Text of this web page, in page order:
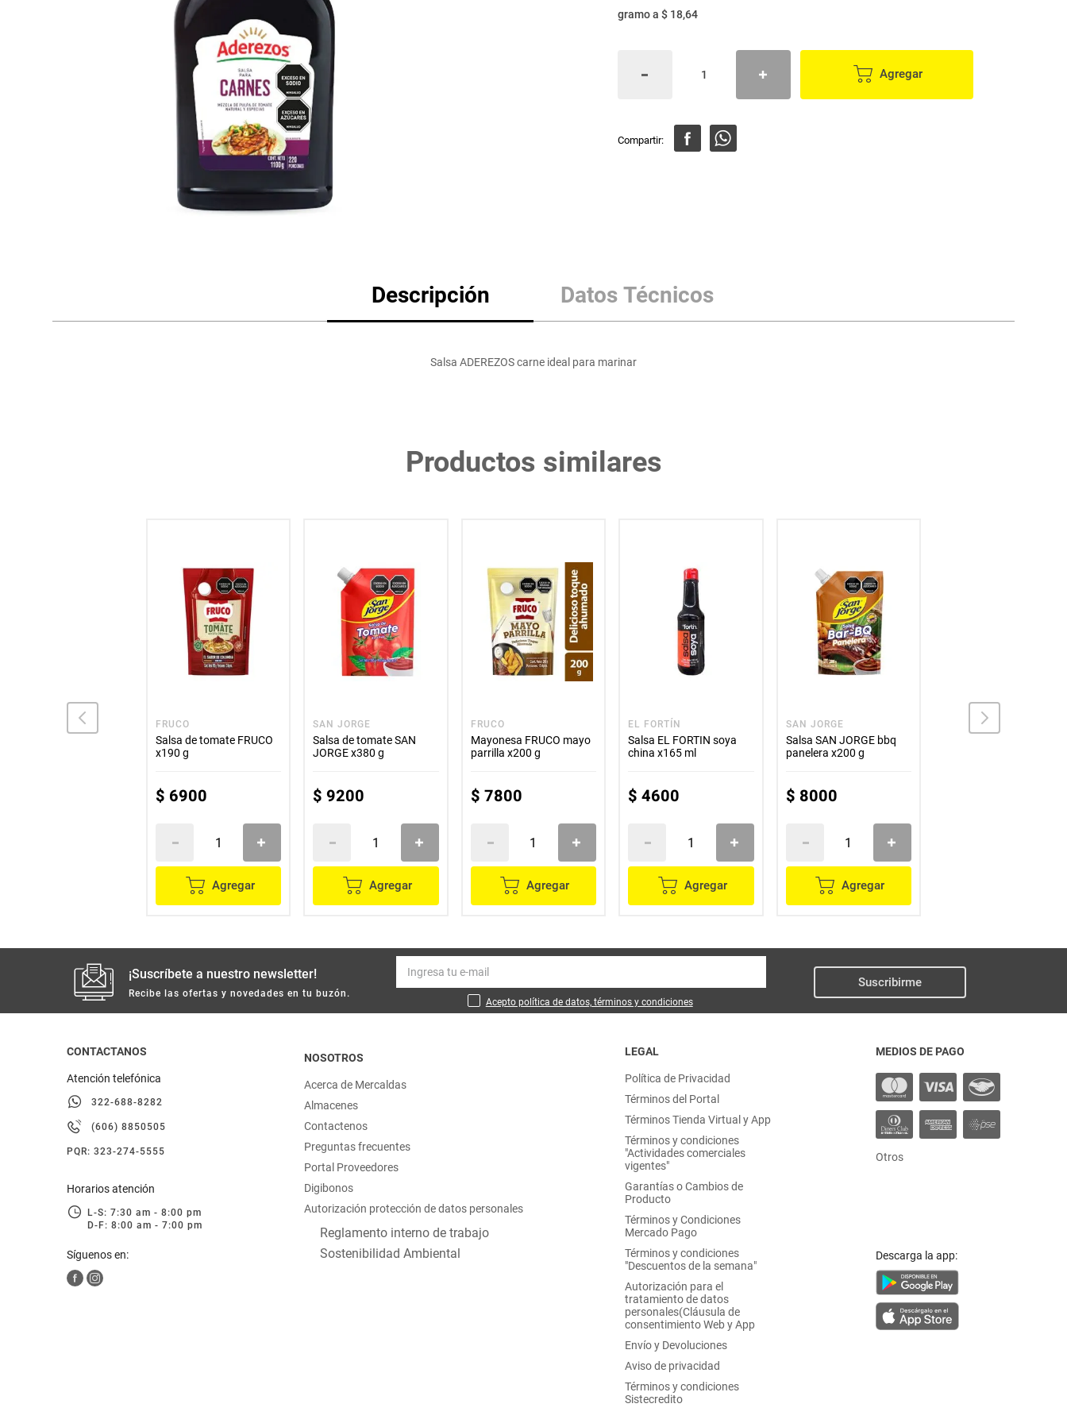
lácteos y refrigerados
otros
gramoa $ 18,64
Agregar
Descripción Datos Técnicos
Salsa ADEREZOS carne ideal para marinar
Productos similares
FRUCO
Salsa de tomate FRUCO
x190 g
$ 6900
Agregar
SAN JORGE
Salsa de tomate SAN
JORGE x380 g
$ 9200
Agregar
FRUCO
Mayonesa FRUCO mayo
parrilla x200 g
$ 7800
Agregar
EL FORTÍN
Salsa EL FORTIN soya
china x165 ml
$ 4600
Agregar
SAN JORGE
Salsa SAN JORGE bbq
panelera x200 g
$ 8000
Agregar
¡Suscríbete a nuestro newsletter!
Recibe las ofertas y novedades en tu buzón.
Acepto política de datos, términos y condiciones
Suscribirme
CONTACTANOS
Atención telefónica
322-688-8282
(606) 8850505
PQR: 323-274-5555
Horarios atención
L-S: 7:30 am - 8:00 pm
D-F: 8:00 am - 7:00 pm
Síguenos en:
NOSOTROS
Acerca de Mercaldas
Almacenes
Contactenos
Preguntas frecuentes
Portal Proveedores
Digibonos
Autorización protección de datos personales
Reglamento interno de trabajo
Sostenibilidad Ambiental
LEGAL
Política de Privacidad
Términos del Portal
Términos Tienda Virtual y App
Términos y condiciones
"Actividades comerciales
vigentes"
Garantías o Cambios de
Producto
Términos y Condiciones
Mercado Pago
Términos y condiciones
"Descuentos de la semana"
Autorización para el
tratamiento de datos
personales(Cláusula de
consentimiento Web y App
Envío y Devoluciones
Aviso de privacidad
Términos y condiciones
Sistecredito
MEDIOS DE PAGO
Otros
Descarga la app:
Arroz